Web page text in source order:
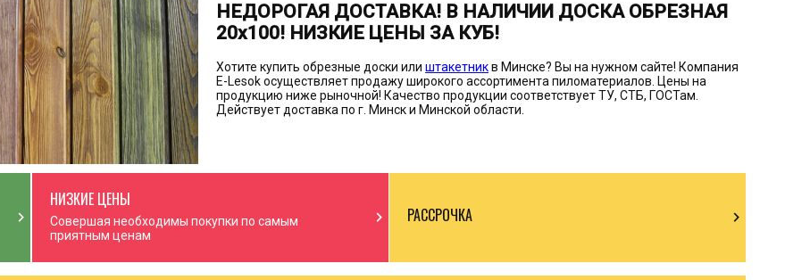
НЕДОРОГАЯ ДОСТАВКА! В НАЛИЧИИ ДОСКА ОБРЕЗНАЯ
20х100! НИЗКИЕ ЦЕНЫ ЗА КУБ!
Хотите купить обрезные доски илиштакетникв Минске? Вы на нужном сайте! Компания
E-Lesok осуществляет продажу широкого ассортимента пиломатериалов. Цены на
продукцию ниже рыночной! Качество продукции соответствует ТУ, СТБ, ГОСТам.
Действует доставка по г. Минск и Минской области.
chevron_right
НИЗКИЕ ЦЕНЫ
Совершая необходимы покупки по самым
приятным ценам
chevron_right РАССРОЧКА chevron_right